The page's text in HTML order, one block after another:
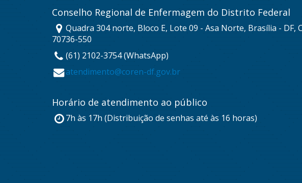
Conselho Regional de Enfermagem do Distrito Federal
Quadra 304 norte, Bloco E, Lote 09 - Asa Norte, Brasília - DF,
70736-550
(61) 2102-3754 (WhatsApp)
atendimento@coren-df.gov.br
Horário de atendimento ao público
7h às 17h (Distribuição de senhas até às 16 horas)